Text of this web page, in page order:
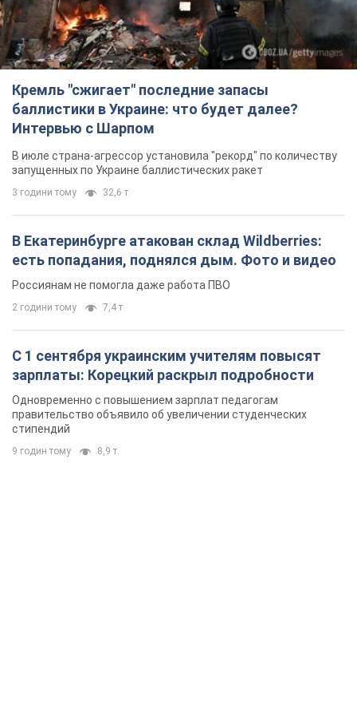
Кремль "сжигает" последние запасы
баллистики в Украине: что будет далее?
Интервью с Шарпом
В июле страна-агрессор установила "рекорд" по количеству
запущенных по Украине баллистических ракет
3 години тому 32,6 т.
В Екатеринбурге атакован склад Wildberries:
есть попадания, поднялся дым. Фото и видео
Россиянам не помогла даже работа ПВО
2 години тому 7,4 т.
С 1 сентября украинским учителям повысят
зарплаты: Корецкий раскрыл подробности
Одновременно с повышением зарплат педагогам
правительство объявило об увеличении студенческих
стипендий
9 годин тому 8,9 т.